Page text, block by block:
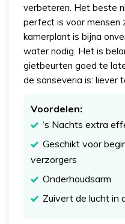
verbeteren. Het beste
perfect is voor mensen
kamerplant is bijna
water nodig. Het is
gietbeurten goed te
de sanseveria is: liever
Voordelen:
‘s Nachts extra
Geschikt voor
verzorgers
Onderhoudsarm
Zuivert de lucht in